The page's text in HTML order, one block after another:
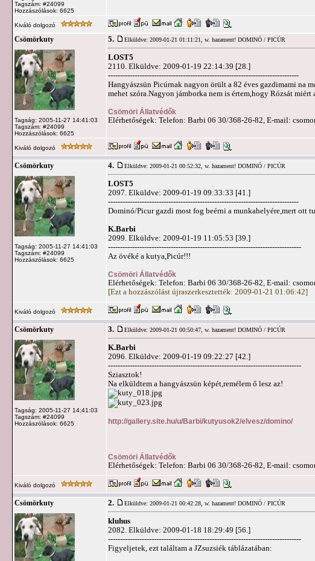
Tagszám: #24099
Hozzászólások: 6625
Kiváló dolgozó
Csömörkuty
Tagság: 2005-11-27 14:41:03
Tagszám: #24099
Hozzászólások: 6625
5. Elküldve: 2009-01-21 01:11:21, w. hazament! DOMINÓ / PICÚR
LOST5
2110. Elküldve: 2009-01-19 22:14:39 [28.]
-------------------------------------------------------------------------------
Hangyászsün Picúrnak nagyon örült a 82 éves gazdimami na
mehet szóra.Nagyon jámborka nem is értem,hogy Rózsát
Csömöri Állatvédők
Elérhetőségek: Telefon: Barbi 06 30/368-26-82, E-mail:
Kiváló dolgozó
Csömörkuty
Tagság: 2005-11-27 14:41:03
Tagszám: #24099
Hozzászólások: 6625
4. Elküldve: 2009-01-21 00:52:32, w. hazament! DOMINÓ / PICÚR
LOST5
2097. Elküldve: 2009-01-19 09:33:33 [41.]
-------------------------------------------------------------------------------
Dominó/Picur gazdi most fog beérni a munkahelyére,mert ott
K.Barbi
2099. Elküldve: 2009-01-19 11:05:53 [39.]
--------------------------------------------------------------------------------
Az övéké a kutya,Picúr!!!
Csömöri Állatvédők
Elérhetőségek: Telefon: Barbi 06 30/368-26-82, E-mail:
[Ezt a hozzászólást újraszerkesztették: 2009-01-21 01:06:42]
Kiváló dolgozó
Csömörkuty
Tagság: 2005-11-27 14:41:03
Tagszám: #24099
Hozzászólások: 6625
3. Elküldve: 2009-01-21 00:50:47, w. hazament! DOMINÓ / PICÚR
K.Barbi
2096. Elküldve: 2009-01-19 09:22:27 [42.]
--------------------------------------------------------------------------------
Sziasztok!
Na elküldtem a hangyászsün képét,remélem ő lesz az!
http://gallery.site.hu/u/Barbi/kutyusok2/elvesz/domino/
Csömöri Állatvédők
Elérhetőségek: Telefon: Barbi 06 30/368-26-82, E-mail:
Kiváló dolgozó
Csömörkuty 2. Elküldve: 2009-01-21 00:42:28, w. hazament! DOMINÓ / PICÚR
kluhus
2082. Elküldve: 2009-01-18 18:29:49 [56.]
--------------------------------------------------------------------------------
Figyeljetek, ezt találtam a JZsuzsiék táblázatában: